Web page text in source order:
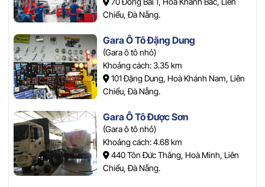
Chiểu, Đà Nẵng.
Gara Ô Tô Đặng Dung
(Gara ô tô nhỏ)
Khoảng cách: 3.35 km
101 Đặng Dung, Hoà Khánh Nam, Liên
Chiểu, Đà Nẵng.
Gara Ô Tô Được Sơn
(Gara ô tô nhỏ)
Khoảng cách: 4.68 km
440 Tôn Đức Thắng, Hoà Minh, Liên
Chiểu, Đà Nẵng.